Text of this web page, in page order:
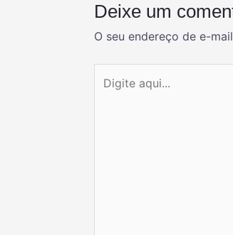
Deixe um
O seu endereço de e-